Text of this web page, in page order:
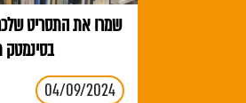
שמרו את התסריט
04/09/2024